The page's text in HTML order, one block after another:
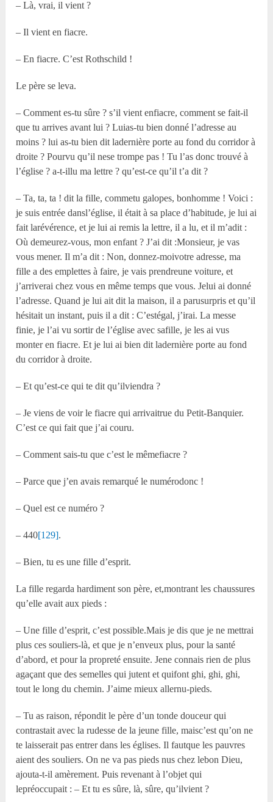
– Là, vrai, il vient ?
– Il vient en fiacre.
– En fiacre. C’est Rothschild !
Le père se leva.
– Comment es-tu sûre ? s’il vient enfiacre, comment se fait-il
que tu arrives avant lui ? Luias-tu bien donné l’adresse au
moins ? lui as-tu bien dit ladernière porte au fond du corridor à
droite ? Pourvu qu’il nese trompe pas ! Tu l’as donc trouvé à
l’église ? a-t-illu ma lettre ? qu’est-ce qu’il t’a dit ?
– Ta, ta, ta ! dit la fille, commetu galopes, bonhomme ! Voici :
je suis entrée dansl’église, il était à sa place d’habitude, je lui ai
fait larévérence, et je lui ai remis la lettre, il a lu, et il m’adit :
Où demeurez-vous, mon enfant ? J’ai dit :Monsieur, je vas
vous mener. Il m’a dit : Non, donnez-moivotre adresse, ma
fille a des emplettes à faire, je vais prendreune voiture, et
j’arriverai chez vous en même temps que vous. Jelui ai donné
l’adresse. Quand je lui ait dit la maison, il a parusurpris et qu’il
hésitait un instant, puis il a dit : C’estégal, j’irai. La messe
finie, je l’ai vu sortir de l’église avec safille, je les ai vus
monter en fiacre. Et je lui ai bien dit ladernière porte au fond
du corridor à droite.
– Et qu’est-ce qui te dit qu’ilviendra ?
– Je viens de voir le fiacre qui arrivaitrue du Petit-Banquier.
C’est ce qui fait que j’ai couru.
– Comment sais-tu que c’est le mêmefiacre ?
– Parce que j’en avais remarqué le numérodonc !
– Quel est ce numéro ?
– 440[129].
– Bien, tu es une fille d’esprit.
La fille regarda hardiment son père, et,montrant les chaussures
qu’elle avait aux pieds :
– Une fille d’esprit, c’est possible.Mais je dis que je ne mettrai
plus ces souliers-là, et que je n’enveux plus, pour la santé
d’abord, et pour la propreté ensuite. Jene connais rien de plus
agaçant que des semelles qui jutent et quifont ghi, ghi, ghi,
tout le long du chemin. J’aime mieux allernu-pieds.
– Tu as raison, répondit le père d’un tonde douceur qui
contrastait avec la rudesse de la jeune fille, maisc’est qu’on ne
te laisserait pas entrer dans les églises. Il fautque les pauvres
aient des souliers. On ne va pas pieds nus chez lebon Dieu,
ajouta-t-il amèrement. Puis revenant à l’objet qui
lepréoccupait : – Et tu es sûre, là, sûre, qu’ilvient ?